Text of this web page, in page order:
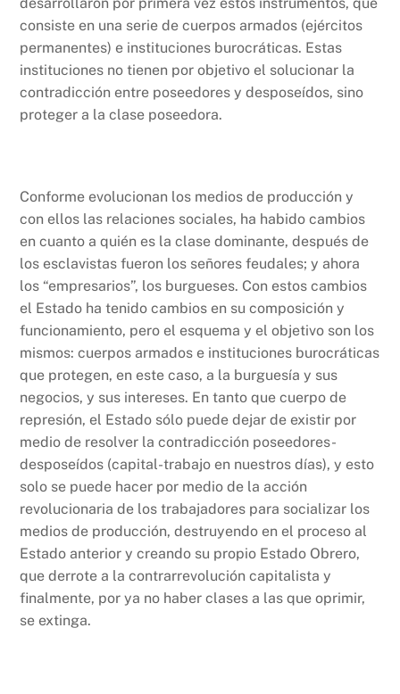
desarrollaron por primera vez estos instrumentos, que
consiste en una serie de cuerpos armados (ejércitos
permanentes) e instituciones burocráticas. Estas
instituciones no tienen por objetivo el solucionar la
contradicción entre poseedores y desposeídos, sino
proteger a la clase poseedora.
Conforme evolucionan los medios de producción y
con ellos las relaciones sociales, ha habido cambios
en cuanto a quién es la clase dominante, después de
los esclavistas fueron los señores feudales; y ahora
los “empresarios”, los burgueses. Con estos cambios
el Estado ha tenido cambios en su composición y
funcionamiento, pero el esquema y el objetivo son los
mismos: cuerpos armados e instituciones burocráticas
que protegen, en este caso, a la burguesía y sus
negocios, y sus intereses. En tanto que cuerpo de
represión, el Estado sólo puede dejar de existir por
medio de resolver la contradicción poseedores-
desposeídos (capital-trabajo en nuestros días), y esto
solo se puede hacer por medio de la acción
revolucionaria de los trabajadores para socializar los
medios de producción, destruyendo en el proceso al
Estado anterior y creando su propio Estado Obrero,
que derrote a la contrarrevolución capitalista y
finalmente, por ya no haber clases a las que oprimir,
se extinga.